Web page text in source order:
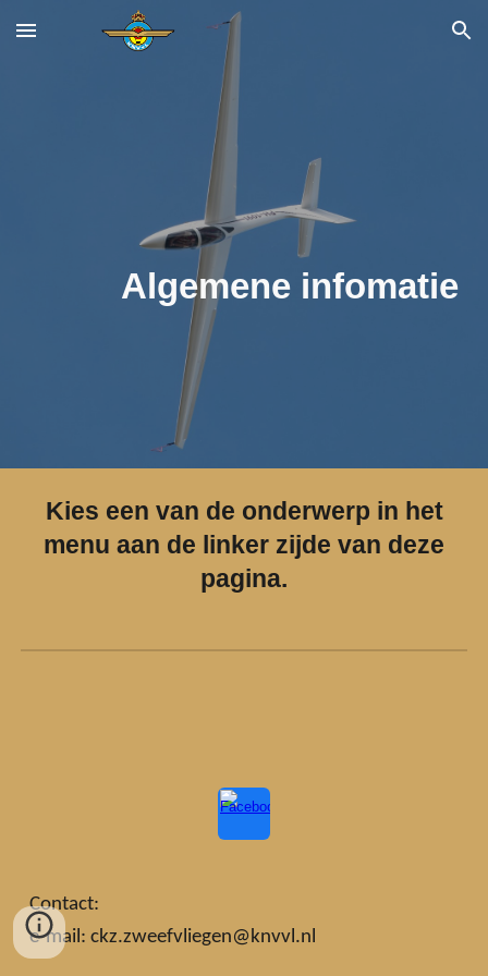
Skip to main content Skip to navigation
Algemene infomatie
Kies een van de onderwerp in het
menu aan de linker zijde van deze
pagina.
Contact:
e-mail: ckz.zweefvliegen@knvvl.nl